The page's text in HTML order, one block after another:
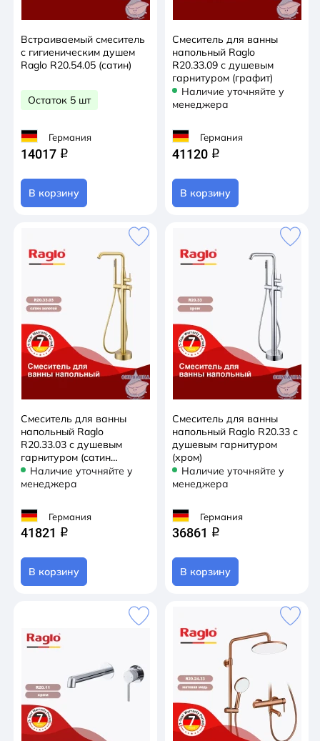
Встраиваемый смеситель
с гигиеническим душем
Raglo R20.54.05 (сатин)
Остаток 5 шт
Германия
14017 q
В корзину
Смеситель для ванны
напольный Raglo
R20.33.09 с душевым
гарнитуром (графит)
Наличие уточняйте у
менеджера
Германия
41120 q
В корзину
Смеситель для ванны
напольный Raglo
R20.33.03 с душевым
гарнитуром (сатин
золотой)
Наличие уточняйте у
менеджера
Германия
41821 q
В корзину
Смеситель для ванны
напольный Raglo R20.33 с
душевым гарнитуром
(хром)
Наличие уточняйте у
менеджера
Германия
36861 q
В корзину